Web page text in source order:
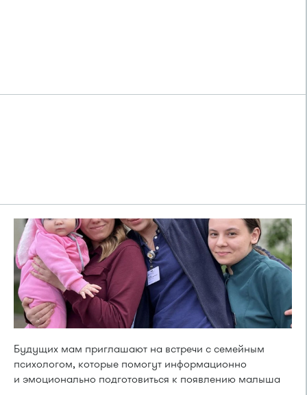
Будущих мам приглашают на встречи с семейным
психологом, которые помогут информационно
и эмоционально подготовиться к появлению малыша